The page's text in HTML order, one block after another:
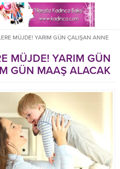
MÜJDE! YARIM GÜN ÇALIŞAN ANNE
MÜJDE! YARIM GÜN
GÜN MAAŞ ALACAK